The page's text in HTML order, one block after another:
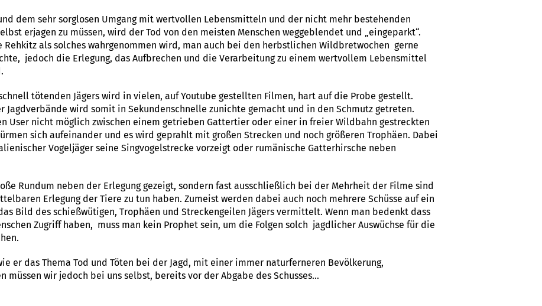
dem sehr sorglosen Umgang mit wertvollen Lebensmitteln und der nicht mehr bestehenden
erjagen zu müssen, wird der Tod von den meisten Menschen weggeblendet und „eingeparkt“.
Rehkitz als solches wahrgenommen wird, man auch bei den herbstlichen Wildbretwochen gerne
jedoch die Erlegung, das Aufbrechen und die Verarbeitung zu einem wertvollem Lebensmittel
tötenden Jägers wird in vielen, auf Youtube gestellten Filmen, hart auf die Probe gestellt.
wird somit in Sekundenschnelle zunichte gemacht und in den Schmutz getreten.
User nicht möglich zwischen einem getrieben Gattertier oder einer in freier Wildbahn gestreckten
sich aufeinander und es wird geprahlt mit großen Strecken und noch größeren Trophäen. Dabei
Vogeljäger seine Singvogelstrecke vorzeigt oder rumänische Gatterhirsche neben
Rundum neben der Erlegung gezeigt, sondern fast ausschließlich bei der Mehrheit der Filme sind
Erlegung der Tiere zu tun haben. Zumeist werden dabei auch noch mehrere Schüsse auf ein
Bild des schießwütigen, Trophäen und Streckengeilen Jägers vermittelt. Wenn man bedenkt dass
Zugriff haben, muss man kein Prophet sein, um die Folgen solch jagdlicher Auswüchse für die
er das Thema Tod und Töten bei der Jagd, mit einer immer naturferneren Bevölkerung,
müssen wir jedoch bei uns selbst, bereits vor der Abgabe des Schusses…